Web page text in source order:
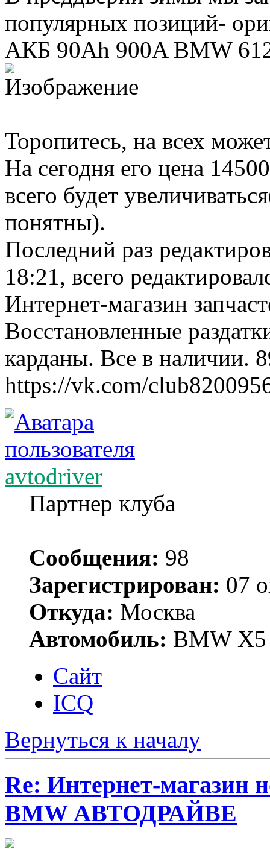
популярных позиций-
АКБ 90Ah 900A BMW
Торопитесь, на всех
На сегодня его цена
всего будет
понятны).
Последний раз
18:21, всего
Интернет-магазин
Восстановленные
карданы. Все в наличии.
https://vk.com/
avtodriver
Партнер клуба
Сообщения: 98
Зарегистрирован: 07
Откуда: Москва
Автомобиль: BMW X5
Сайт
ICQ
Вернуться к началу
Re: Интернет-магазин
BMW АВТОДРАЙВЕ